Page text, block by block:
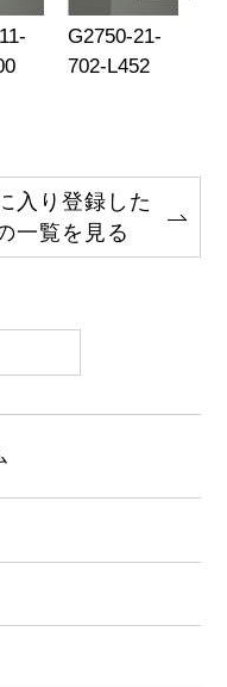
G2750-21-
702-L452
入り登録した
一覧を見る